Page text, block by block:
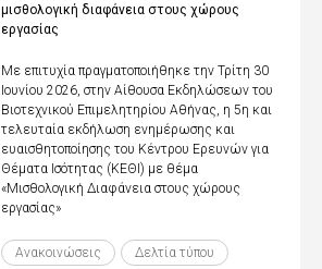
μισθολογική διαφάνεια στους χώρους
εργασίας
Με επιτυχία πραγματοποιήθηκε την Τρίτη 30
Ιουνίου 2026, στην Αίθουσα Εκδηλώσεων του
Βιοτεχνικού Επιμελητηρίου Αθήνας, η 5η και
τελευταία εκδήλωση ενημέρωσης και
ευαισθητοποίησης του Κέντρου Ερευνών για
Θέματα Ισότητας (ΚΕΘΙ) με θέμα
«Μισθολογική Διαφάνεια στους χώρους
εργασίας»
Ανακοινώσεις Δελτία τύπου